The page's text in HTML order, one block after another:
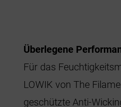
Überlegene
Für das
LOWIK von The
geschützte Anti-